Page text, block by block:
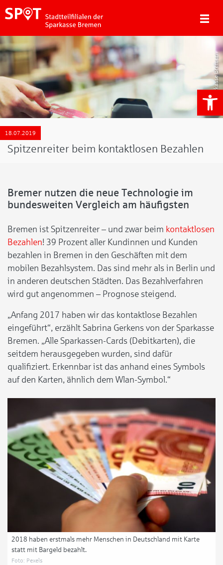
Sparkasse Bremen
18.07.2019
Spitzenreiter beim kontaktlosen Bezahlen
Bremer nutzen die neue Technologie im
bundesweiten Vergleich am häufigsten
Bremen ist Spitzenreiter – und zwar beim kontaktlosen
Bezahlen! 39 Prozent aller Kundinnen und Kunden
bezahlen in Bremen in den Geschäften mit dem
mobilen Bezahlsystem. Das sind mehr als in Berlin und
in anderen deutschen Städten. Das Bezahlverfahren
wird gut angenommen – Prognose steigend.
„Anfang 2017 haben wir das kontaktlose Bezahlen
eingeführt“, erzählt Sabrina Gerkens von der Sparkasse
Bremen. „Alle Sparkassen-Cards (Debitkarten), die
seitdem herausgegeben wurden, sind dafür
qualifiziert. Erkennbar ist das anhand eines Symbols
auf den Karten, ähnlich dem Wlan-Symbol.“
2018 haben erstmals mehr Menschen in Deutschland mit Karte
statt mit Bargeld bezahlt.
Foto: Pexels